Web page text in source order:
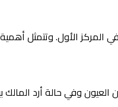
الأول. وتتمثل أهمية
وفي حالة أرد المالك